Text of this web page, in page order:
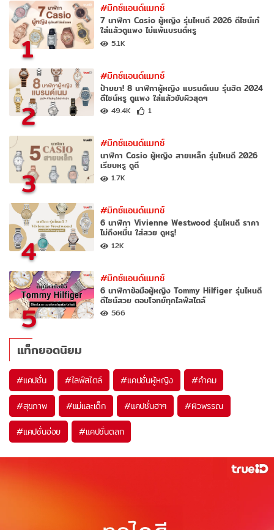
1
#มิกซ์แอนด์แมทช์
7 นาฬิกา Casio ผู้หญิง รุ่นไหนดี 2026 ดีไซน์เก๋
ใส่แล้วดูแพง ไม่แพ้แบรนด์หรู
5.1K
2
#มิกซ์แอนด์แมทช์
ป้ายยา! 8 นาฬิกาผู้หญิง แบรนด์เนม รุ่นฮิต 2024
ดีไซน์หรู ดูแพง ใส่แล้วขับผิวสุดๆ
49.4K 1
3
#มิกซ์แอนด์แมทช์
นาฬิกา Casio ผู้หญิง สายเหล็ก รุ่นไหนดี 2026
เรียบหรู ดูดี
1.7K
4
#มิกซ์แอนด์แมทช์
6 นาฬิกา Vivienne Westwood รุ่นไหนดี ราคา
ไม่ถึงหมื่น ใส่สวย ดูหรู!
12K
5
#มิกซ์แอนด์แมทช์
6 นาฬิกาข้อมือผู้หญิง Tommy Hilfiger รุ่นไหนดี
ดีไซน์สวย ตอบโจทย์ทุกไลฟ์สไตล์
566
แท็กยอดนิยม
#แคปชั่น #ไลฟ์สไตล์ #แคปชั่นผู้หญิง #คำคม
#สุขภาพ #แม่และเด็ก #แคปชั่นฮาๆ #ผิวพรรณ
#แคปชั่นอ่อย #แคปชั่นตลก